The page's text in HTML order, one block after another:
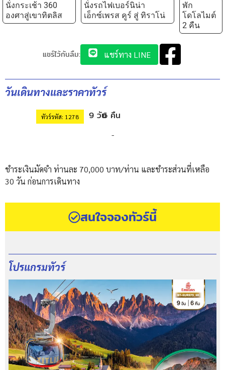
นั่งกระเช้า 360
องศาสู่เขาทิตลิส
นั่งรถไฟเบอร์นิน่า
เอ็กซ์เพรส คูร์ สู่ ทิราโน่
พัก
โดโลไมต์
2 คืน
แชร์ไว้กันลืม: แชร์ทาง LINE
วันเดินทางและราคาทัวร์
ทัวร์รหัส: 1278 9 วัน6 คืน
-
ชำระเงินมัดจำ ท่านละ 70,000 บาท/ท่าน และชำระส่วนที่เหลือ
30 วัน ก่อนการเดินทาง
สนใจจองทัวร์นี้
โปรแกรมทัวร์